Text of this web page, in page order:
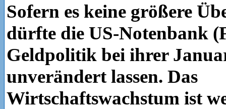
Sofern es keine größere
dürfte die US-Notenbank
Geldpolitik bei ihrer
unverändert lassen. Das
Wirtschaftswachstum ist